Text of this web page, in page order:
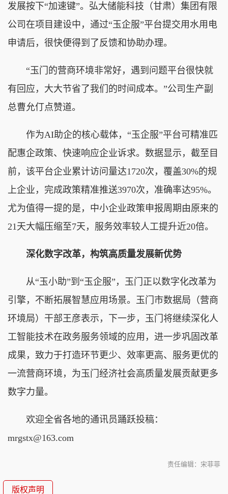
发展按下“加速键”。弘大储能科技（甘肃）集团有限
公司在项目建设中，通过“玉企服”平台提交用水用电
申请后，很快便得到了反馈和协助办理。
“玉门的营商环境非常好，遇到问题平台很快就
有回应，大大节省了我们的时间成本。”公司生产副
总曹允仃点赞道。
作为AI助企的核心载体，“玉企服”平台可精准匹
配惠企政策、快速响应企业诉求。数据显示，截至目
前，该平台企业累计访问量达1720次，覆盖30%的规
上企业，完成政策精准推送3970次，准确率达95%。
尤为值得一提的是，中小企业政策申报周期由原来的
21天大幅压缩至7天，服务效率较人工提升近20倍。
深化数字改革，构筑高质量发展新优势
从“玉小助”到“玉企服”，玉门正以数字化改革为
引擎，不断拓展智慧应用场景。玉门市数据局（营商
环境局）干部王彦表示，下一步，玉门将继续深化人
工智能技术在政务服务领域的应用，进一步巩固改革
成果，致力于打造环节更少、效率更高、服务更优的
一流营商环境，为玉门经济社会高质量发展贡献更多
数字力量。
欢迎全省各地的通讯员踊跃投稿：
mrgstx@163.com
责任编辑：宋菲菲
版权声明